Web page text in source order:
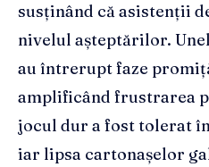
susținând că asistenții
nivelul așteptărilor.
au întrerupt faze
amplificând frustrarea
jocul dur a fost tolerat
iar lipsa cartonașelor